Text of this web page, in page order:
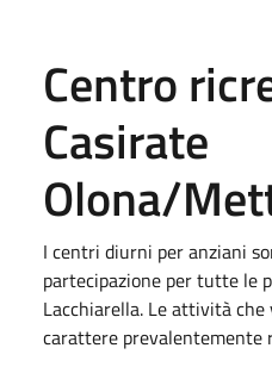
Centro
Casirate
Olona/
I centri diurni per anziani
partecipazione per tutte le
Lacchiarella. Le attività
carattere prevalentemente